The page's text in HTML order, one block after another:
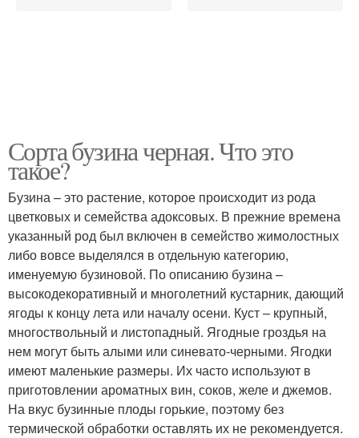
Сорта бузина черная. Что это
такое?
Бузина – это растение, которое происходит из рода
цветковых и семейства адоксовых. В прежние времена
указанный род был включен в семейство жимолостных
либо вовсе выделялся в отдельную категорию,
именуемую бузиновой. По описанию бузина –
высокодекоративный и многолетний кустарник, дающий
ягоды к концу лета или началу осени. Куст – крупный,
многоствольный и листопадный. Ягодные гроздья на
нем могут быть алыми или синевато-черными. Ягодки
имеют маленькие размеры. Их часто используют в
приготовлении ароматных вин, соков, желе и джемов.
На вкус бузинные плоды горькие, поэтому без
термической обработки оставлять их не рекомендуется.